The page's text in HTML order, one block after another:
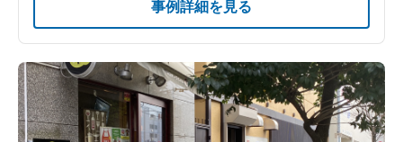
事例詳細を見る